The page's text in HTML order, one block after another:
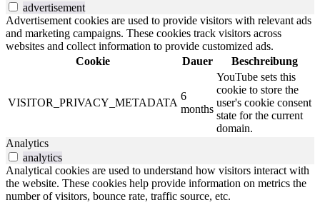
advertisement
Advertisement cookies are used to provide visitors with relevant ads
and marketing campaigns. These cookies track visitors across
websites and collect information to provide customized ads.
Cookie
Dauer Beschreibung
VISITOR_PRIVACY_METADATA
6
months
YouTube sets this
cookie to store the
user's cookie consent
state for the current
domain.
Analytics
analytics
Analytical cookies are used to understand how visitors interact with
the website. These cookies help provide information on metrics the
number of visitors, bounce rate, traffic source, etc.